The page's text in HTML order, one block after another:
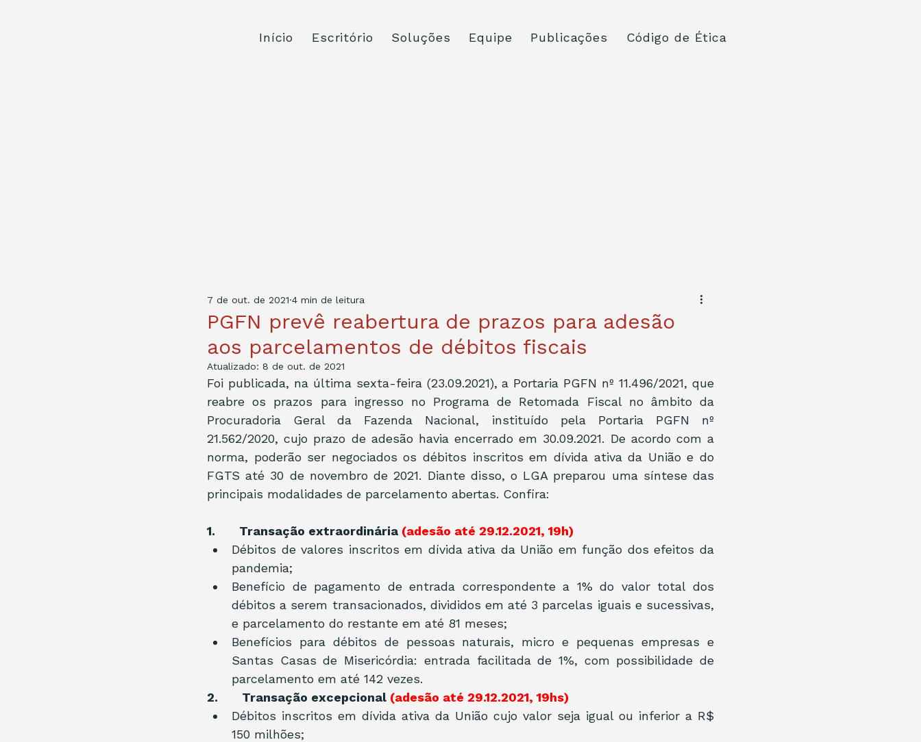
Início Escritório Soluções Equipe Publicações Código de Ética
PGFN prevê reabertura de prazos para adesão
aos parcelamentos de débitos fiscais
7 de out. de 2021 4 min de leitura
Atualizado: 8 de out. de 2021
Foi publicada, na última sexta-feira (23.09.2021), a Portaria PGFN nº 11.496/2021, que
reabre os prazos para ingresso no Programa de Retomada Fiscal no âmbito da
Procuradoria Geral da Fazenda Nacional, instituído pela Portaria PGFN nº
21.562/2020, cujo prazo de adesão havia encerrado em 30.09.2021. De acordo com a
norma, poderão ser negociados os débitos inscritos em dívida ativa da União e do
FGTS até 30 de novembro de 2021. Diante disso, o LGA preparou uma síntese das
principais modalidades de parcelamento abertas. Confira:
1.       Transação extraordinária (adesão até 29.12.2021, 19h)
Débitos de valores inscritos em dívida ativa da União em função dos efeitos da
pandemia;
Benefício de pagamento de entrada correspondente a 1% do valor total dos
débitos a serem transacionados, divididos em até 3 parcelas iguais e sucessivas,
e parcelamento do restante em até 81 meses;
Benefícios para débitos de pessoas naturais, micro e pequenas empresas e
Santas Casas de Misericórdia: entrada facilitada de 1%, com possibilidade de
parcelamento em até 142 vezes.
2.       Transação excepcional (adesão até 29.12.2021, 19hs)
Débitos inscritos em dívida ativa da União cujo valor seja igual ou inferior a R$
150 milhões;